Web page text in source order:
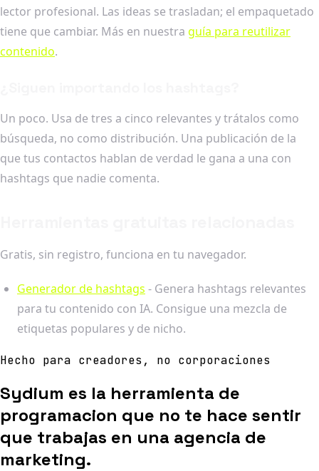
lector profesional. Las ideas se trasladan; el empaquetado
tiene que cambiar. Más en nuestra guía para reutilizar
contenido.
Un poco. Usa de tres a cinco relevantes y trátalos como
búsqueda, no como distribución. Una publicación de la
que tus contactos hablan de verdad le gana a una con
hashtags que nadie comenta.
Gratis, sin registro, funciona en tu navegador.
Generador de hashtags - Genera hashtags relevantes
para tu contenido con IA. Consigue una mezcla de
etiquetas populares y de nicho.
Hecho para creadores, no corporaciones
Sydium es la herramienta de
programacion que no te hace sentir
que trabajas en una agencia de
marketing.